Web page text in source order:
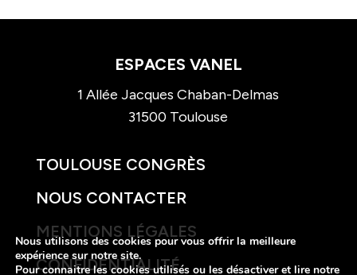
ESPACES VANEL
1 Allée Jacques Chaban-Delmas
31500 Toulouse
TOULOUSE CONGRÈS
NOUS CONTACTER
MENTIONS LÉGALES
CONFIDENTIALITÉ
Nous utilisons des cookies pour vous offrir la meilleure
expérience sur notre site.
Pour connaitre les cookies utilisés ou les désactiver et lire notre